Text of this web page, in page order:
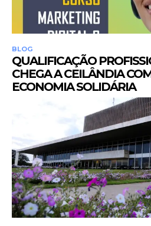
BLOG
QUALIFICAÇÃO
CHEGA A CEILÂNDIA
ECONOMIA SOLIDÁRIA